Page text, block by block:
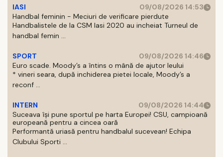
IASI
09/08/2026 14:53
Handbal feminin - Meciuri de verificare pierdute
Handbalistele de la CSM Iasi 2020 au incheiat Turneul de
handbal femin ...
SPORT
09/08/2026 14:46
Euro scade. Moody’s a întins o mână de ajutor leului
* vineri seara, după inchiderea pietei locale, Moody’s a
reconf ...
INTERN
09/08/2026 14:44
Suceava își pune sportul pe harta Europei! CSU, campioană
europeană pentru a cincea oară
Performantă uriasă pentru handbalul sucevean! Echipa
Clubului Sporti ...